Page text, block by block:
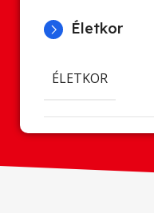
Életkor
ÉLETKOR